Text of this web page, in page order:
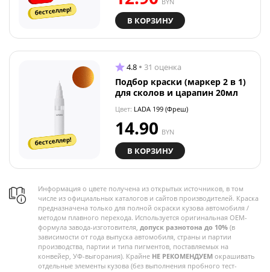
бестселлер!
В КОРЗИНУ
бестселлер!
4.8 31 оценка
Подбор краски (маркер 2 в 1)
для сколов и царапин 20мл
Цвет: LADA 199 (Фреш)
14.90 BYN
В КОРЗИНУ
Информация о цвете получена из открытых источников, в том
числе из официальных каталогов и сайтов производителей. Краска
предназначена только для полной окраски кузова автомобиля /
методом плавного перехода. Используется оригинальная OEM-
формула завода-изготовителя, допуск разнотона до 10% (в
зависимости от года выпуска автомобиля, страны и партии
производства, партии и типа пигментов, поставляемых на
конвейер, УФ-выгорания). Крайне НЕ РЕКОМЕНДУЕМ окрашивать
отдельные элементы кузова (без выполнения пробного тест-